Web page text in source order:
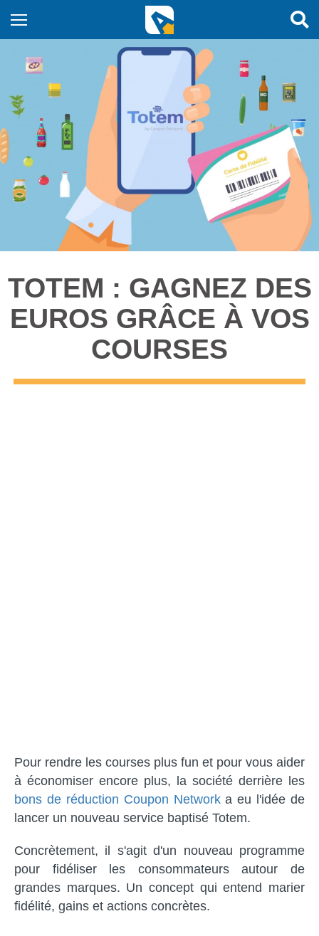
TOTEM : GAGNEZ DES
EUROS GRÂCE À VOS
COURSES
Pour rendre les courses plus fun et pour vous aider
à économiser encore plus, la société derrière les
bons de réduction Coupon Networka eu l'idée de
lancer un nouveau service baptisé Totem.
Concrètement, il s'agit d'un nouveau programme
pour fidéliser les consommateurs autour de
grandes marques. Un concept qui entend marier
fidélité, gains et actions concrètes.